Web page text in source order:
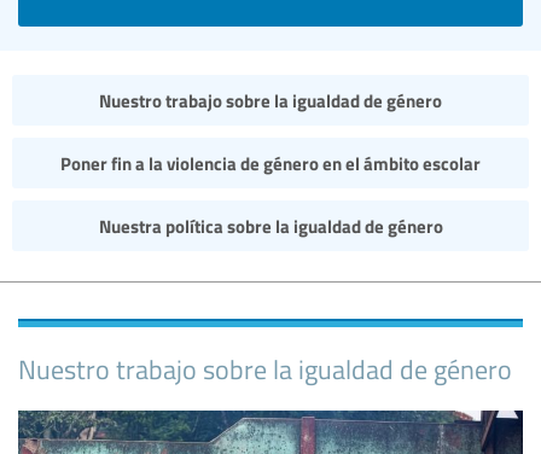
Nuestro trabajo sobre la igualdad de género
Poner fin a la violencia de género en el ámbito escolar
Nuestra política sobre la igualdad de género
Nuestro trabajo sobre la igualdad de género